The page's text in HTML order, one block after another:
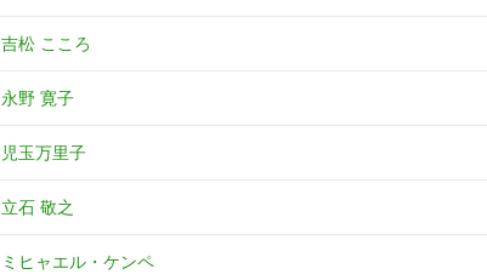
吉松 こころ
永野 寛子
児玉万里子
立石 敬之
ミヒャエル・ケンペ